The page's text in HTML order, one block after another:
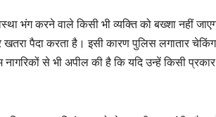
भंग करने वाले किसी भी व्यक्ति को बख्शा नहीं
पैदा करता है। इसी कारण पुलिस लगातार
से भी अपील की है कि यदि उन्हें किसी प्रकार